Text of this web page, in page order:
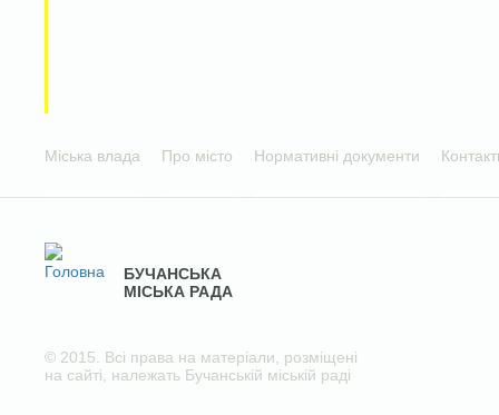
Міська влада Про місто Нормативні документи
БУЧАНСЬКА
МІСЬКА РАДА
© 2015. Всі права на матеріали, розміщені
на сайті, належать Бучанській міській раді